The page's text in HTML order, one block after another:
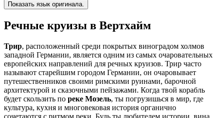
Показать язык оригинала.
Речные круизы в Вертхайм
Трир, расположенный среди покрытых виноградом холмов
западной Германии, является одним из самых очаровательных
европейских направлений для речных круизов. Трир часто
называют старейшим городом Германии, он очаровывает
путешественников своими римскими руинами, барочной
архитектурой и сказочными пейзажами. Когда твой корабль
будет скользить по реке Мозель, ты погрузишься в мир, где
культура, кухня и многовековая история органично